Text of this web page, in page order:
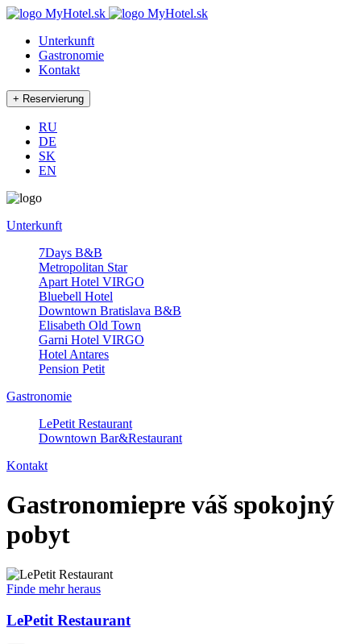
Unterkunft
Gastronomie
Kontakt
RU
DE
SK
EN
Unterkunft
7Days B&B
Metropolitan Star
Apart Hotel VIRGO
Bluebell Hotel
Downtown Bratislava B&B
Elisabeth Old Town
Garni Hotel VIRGO
Hotel Antares
Pension Petit
Gastronomie
LePetit Restaurant
Downtown Bar&Restaurant
Kontakt
Gastronomiepre váš spokojný
pobyt
Finde mehr heraus
LePetit Restaurant